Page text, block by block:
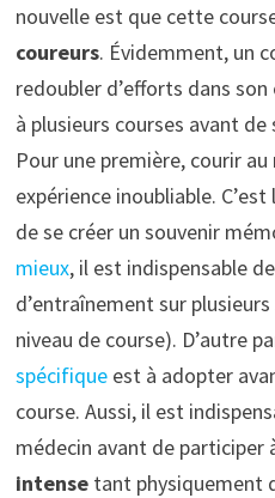
nouvelle est que cette
coureurs. Évidemment, un
redoubler d’efforts dans
à plusieurs courses avant de
Pour une première, courir
expérience inoubliable.
de se créer un souvenir
mieux, il est indispensable
d’entraînement sur
niveau de course). D’autre
spécifique est à adopter
course. Aussi, il est
médecin avant de participer
intense tant physiquement